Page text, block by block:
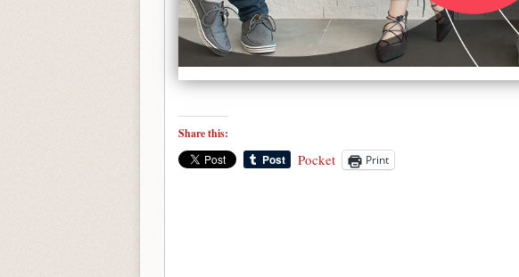
Share this:
Pocket Print